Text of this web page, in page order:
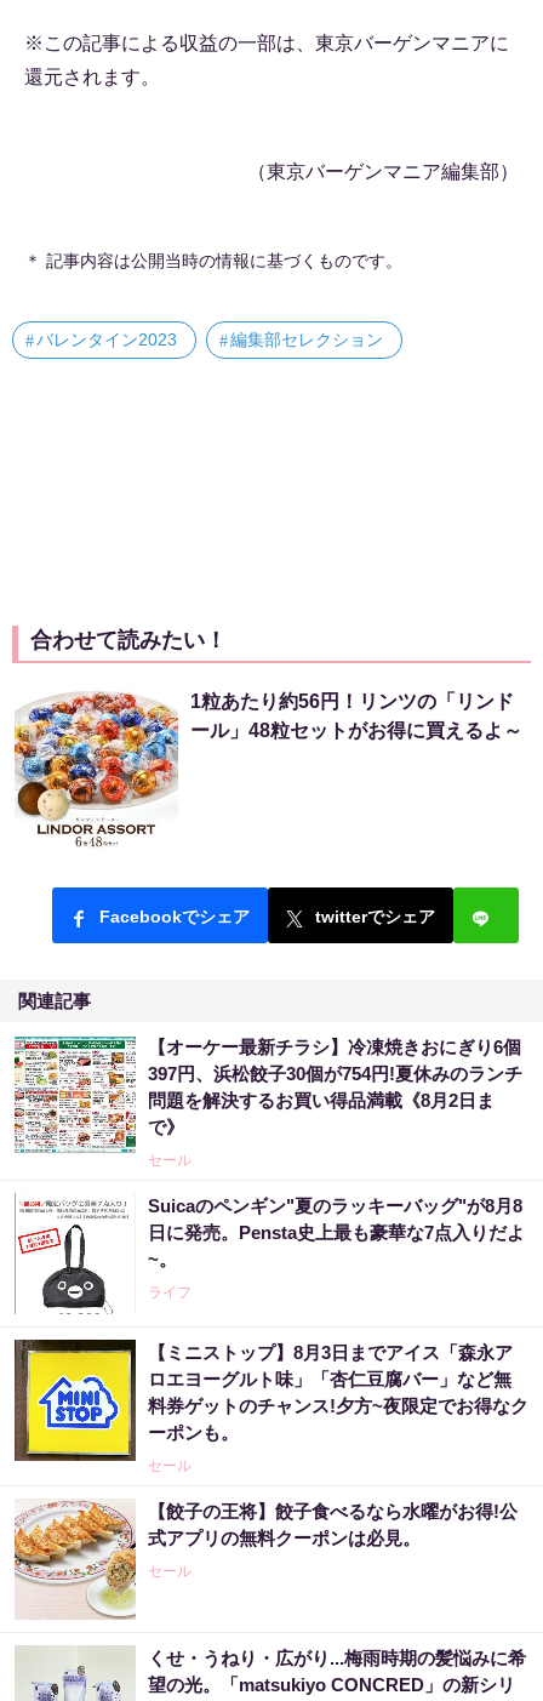
※この記事による収益の一部は、東京バーゲンマニアに
還元されます。
（東京バーゲンマニア編集部）
＊ 記事内容は公開当時の情報に基づくものです。
バレンタイン2023 編集部セレクション
合わせて読みたい！
1粒あたり約56円！リンツの「リンド
ール」48粒セットがお得に買えるよ～
Facebookでシェア twitterでシェア
関連記事
【オーケー最新チラシ】冷凍焼きおにぎり6個
397円、浜松餃子30個が754円!夏休みのランチ
問題を解決するお買い得品満載《8月2日ま
で》
セール
Suicaのペンギン"夏のラッキーバッグ"が8月8
日に発売。Pensta史上最も豪華な7点入りだよ
~。
ライフ
【ミニストップ】8月3日までアイス「森永ア
ロエヨーグルト味」「杏仁豆腐バー」など無
料券ゲットのチャンス!夕方~夜限定でお得なク
ーポンも。
セール
【餃子の王将】餃子食べるなら水曜がお得!公
式アプリの無料クーポンは必見。
セール
くせ・うねり・広がり...梅雨時期の髪悩みに希
望の光。「matsukiyo CONCRED」の新シリ